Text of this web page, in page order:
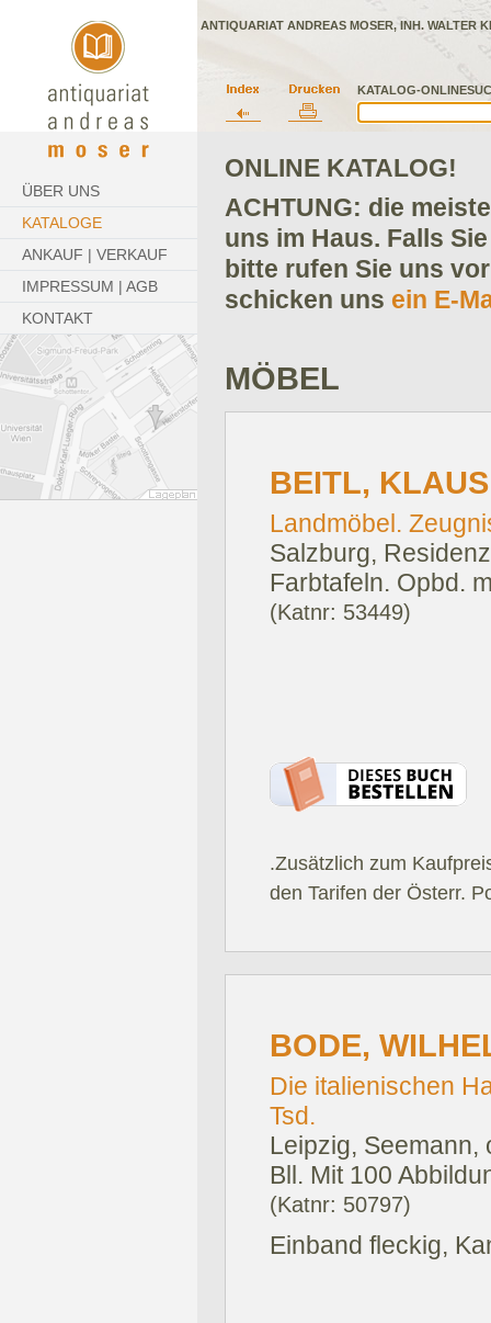
KATALOG-
ANTIQUARIAT ANDREAS MOSER, INH. WALTER
ÜBER UNS
KATALOGE
ANKAUF | VERKAUF
IMPRESSUM | AGB
KONTAKT
ONLINE KATALOG!
ACHTUNG: die
uns im Haus. Falls
bitte rufen Sie uns
schicken uns ein E-
MÖBEL
BEITL,
Landmöbel.
Salzburg,
Farbtafeln. Opbd.
(Katnr: 53449)
.Zusätzlich zum
den Tarifen der Österr.
BODE,
Die italienischen
Tsd.
Leipzig, Seemann,
Bll. Mit 100
(Katnr: 50797)
Einband fleckig,